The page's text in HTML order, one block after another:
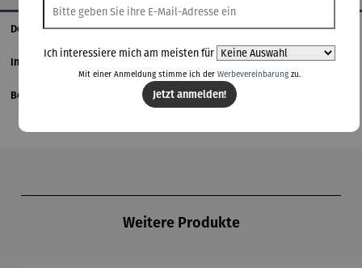
Details
Informationen zum Hersteller
Bewertungen
Weitere Produkte
Ich interessiere mich am meisten für
Mit einer Anmeldung stimme ich der Werbevereinbarungzu.
Jetzt anmelden!